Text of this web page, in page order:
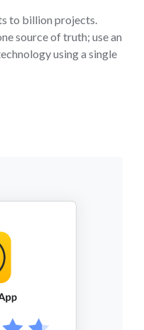
to billion projects.
source of truth; use an
using a single